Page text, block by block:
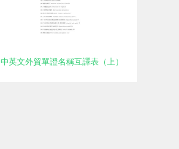
中英文外貿單證名稱互譯表（上）